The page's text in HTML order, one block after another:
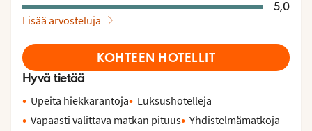
5,0
Lisää arvosteluja
KOHTEEN HOTELLIT
Hyvä tietää
Upeita hiekkarantoja
Luksushotelleja
Vapaasti valittava matkan pituus Yhdistelmämatkoja